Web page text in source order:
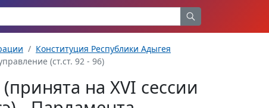
Конституция Республики Адыгея
(ст.ст. 92 - 96)
на XVI сессии